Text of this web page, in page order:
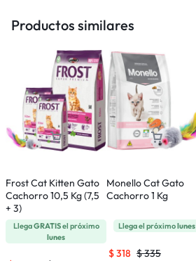
Productos similares
Frost Cat Kitten Gato
Cachorro 10,5 Kg (7,5
+ 3)
LlegaGRATISel próximo
lunes
Monello Cat Gato
Cachorro 1 Kg
Llega el próximolunes
$335
$318